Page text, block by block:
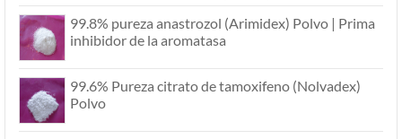
99.8% pureza anastrozol (Arimidex) Polvo | Prima
inhibidor de la aromatasa
99.6% Pureza citrato de tamoxifeno (Nolvadex)
Polvo